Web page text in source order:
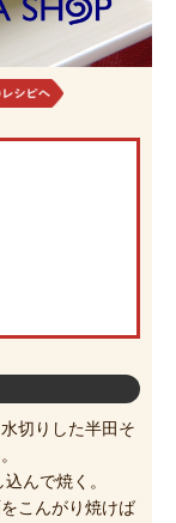
切りした半田そ
んで焼く。
こんがり焼けば